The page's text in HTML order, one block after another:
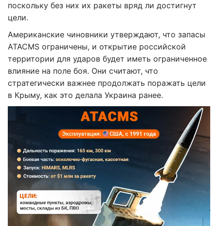
поскольку без них их ракеты вряд ли достигнут
цели.
Американские чиновники утверждают, что запасы
ATACMS ограничены, и открытие российской
территории для ударов будет иметь ограниченное
влияние на поле боя. Они считают, что
стратегически важнее продолжать поражать цели
в Крыму, как это делала Украина ранее.